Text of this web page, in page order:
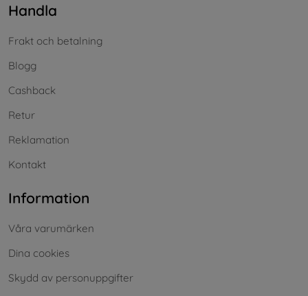
Handla
Frakt och betalning
Blogg
Cashback
Retur
Reklamation
Kontakt
Information
Våra varumärken
Dina cookies
Skydd av personuppgifter